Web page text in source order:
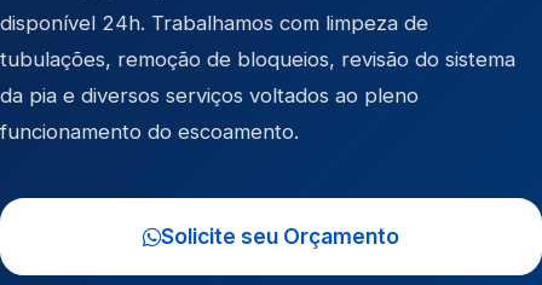
disponível 24h. Trabalhamos com limpeza de
tubulações, remoção de bloqueios, revisão do sistema
da pia e diversos serviços voltados ao pleno
funcionamento do escoamento.
Solicite seu Orçamento